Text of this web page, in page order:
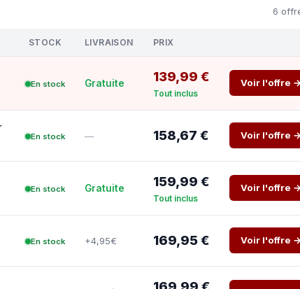
6
STOCK LIVRAISON PRIX
En stock Gratuite 139,99 €
Tout inclus
Voir l'offre
En stock — 158,67 € Voir l'offre
En stock Gratuite 159,99 €
Tout inclus
Voir l'offre
En stock +4,95€ 169,95 € Voir l'offre